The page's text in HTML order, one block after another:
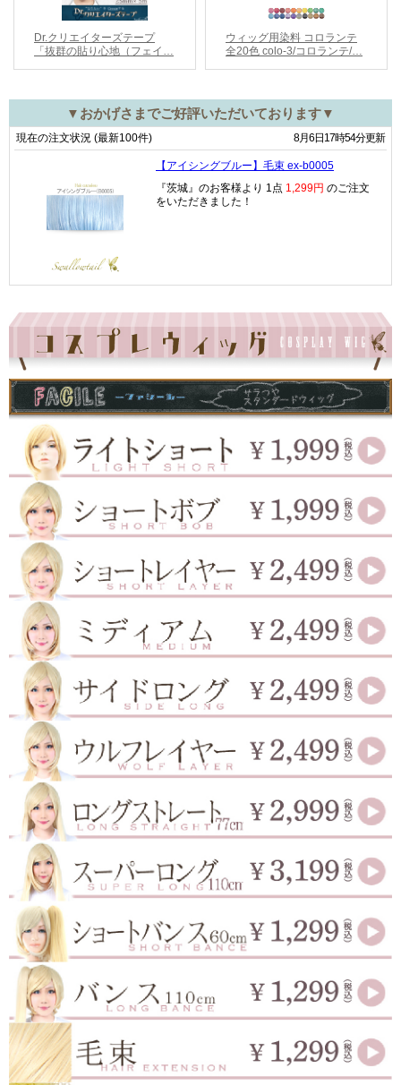
▼おかげさまでご好評いただいております▼